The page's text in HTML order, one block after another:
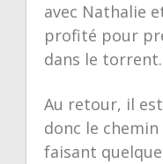
avec Nathalie
profité pour
dans le torrent.
Au retour, il
donc le
faisant